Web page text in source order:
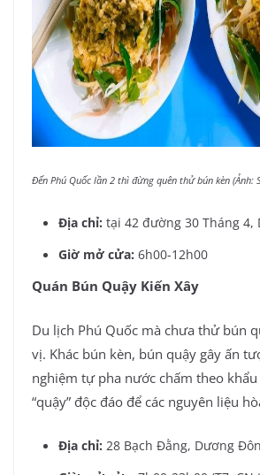
Đến Phú Quốc lần 2 thì đừng quên thử bún kèn (Ảnh:
Địa chỉ: tại 42 đường 30 Tháng 4,
Giờ mở cửa: 6h00-12h00
Quán Bún Quậy Kiến Xây
Du lịch Phú Quốc mà chưa thử bún
vị. Khác bún kèn, bún quậy gây ấn
nghiệm tự pha nước chấm theo khẩu
“quậy” độc đáo để các nguyên liệu
Địa chỉ: 28 Bạch Đằng, Dương